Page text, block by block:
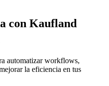
con Kaufland
automatizar workflows,
la eficiencia en tus